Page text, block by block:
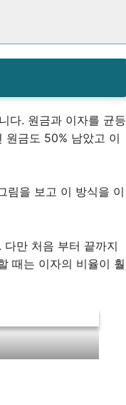
다. 원금과 이자를 균등
원금도 50% 남았고 이
림을 보고 이 방식을 이
만 처음 부터 끝까지
때는 이자의 비율이 훨